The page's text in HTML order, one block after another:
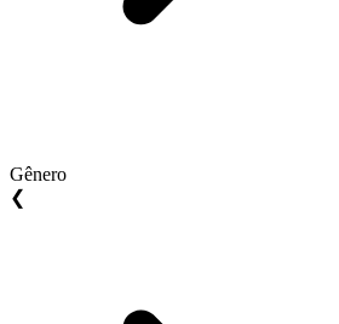
Gênero
❮